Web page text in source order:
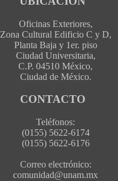
Oficinas Exteriores,
Zona Cultural Edificio C y D,
Planta Baja y 1er. piso
Ciudad Universitaria,
C.P. 04510 México,
Ciudad de México.
CONTACTO
Teléfonos:
(0155) 5622-6174
(0155) 5622-6176
Correo electrónico:
comunidad@unam.mx